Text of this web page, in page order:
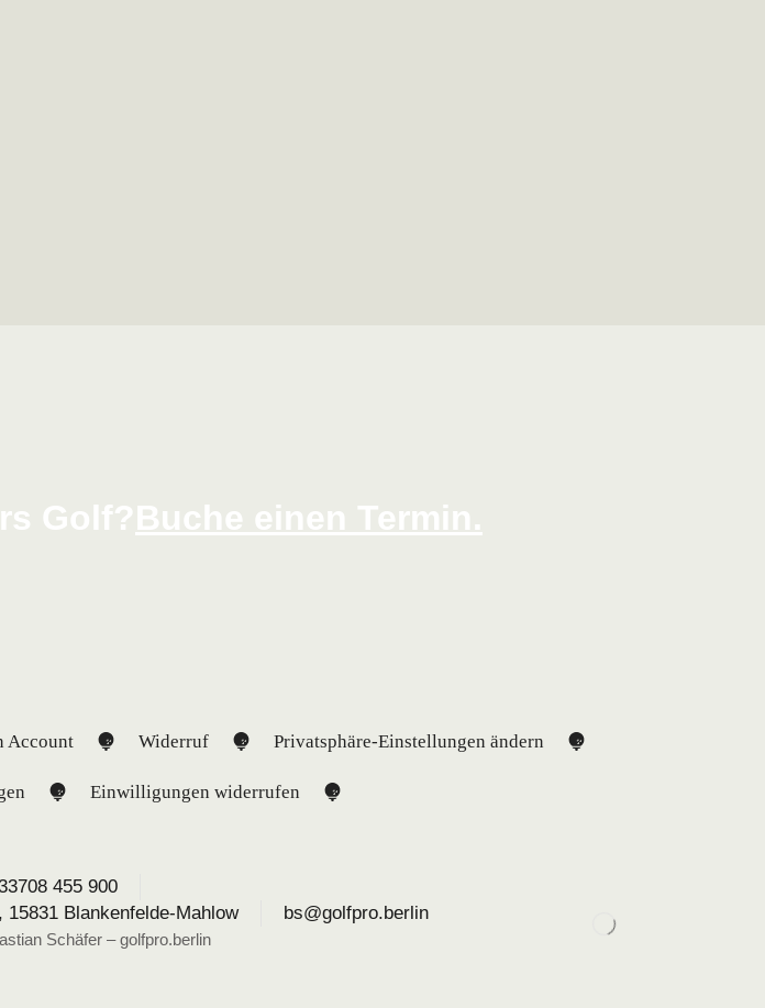
Golf?Buche einen Termin.
Account Widerruf Privatsphäre-Einstellungen ändern
Einwilligungen widerrufen
455 900
Blankenfelde-Mahlow
bs@golfpro.berlin
Schäfer – golfpro.berlin